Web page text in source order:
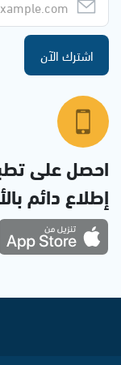
اشترك الآن
احصل على
إطلاع دائم